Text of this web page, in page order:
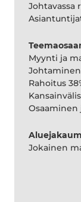
Johtavassa
Myynti ja
Rahoitus
Osaaminen
Jokainen